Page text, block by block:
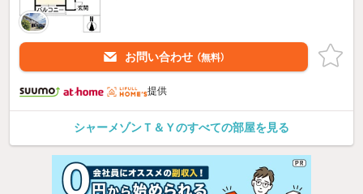
お問い合わせ （無料）
提供
シャーメゾンＴ＆Ｙのすべての部屋を見る